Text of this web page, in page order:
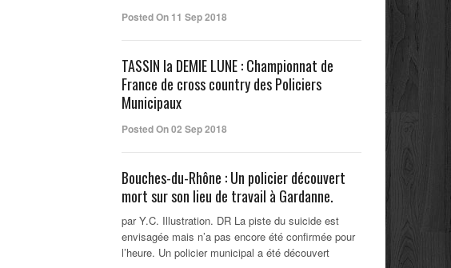
Posted On 11 Sep 2018
TASSIN la DEMIE LUNE : Championnat de
France de cross country des Policiers
Municipaux
Posted On 02 Sep 2018
Bouches-du-Rhône : Un policier découvert
mort sur son lieu de travail à Gardanne.
par Y.C. Illustration. DR La piste du suicide est
envisagée mais n’a pas encore été confirmée pour
l’heure. Un policier municipal a été découvert